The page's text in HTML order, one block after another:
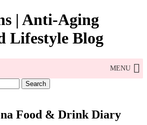
| Anti-Aging
Lifestyle Blog
MENU
Food & Drink Diary